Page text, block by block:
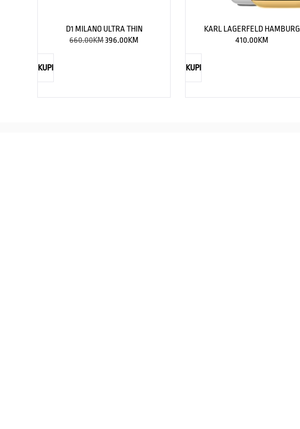
D1 MILANO ULTRA THIN
660.00KM396.00KM
KUPI
KARL LAGERFELD HAMBURG
410.00KM
KUPI